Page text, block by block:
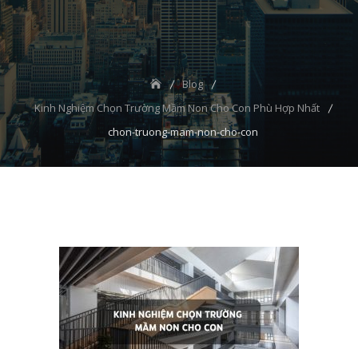
Blog
Kinh Nghiệm Chọn Trường Mầm Non Cho Con Phù Hợp Nhất
chon-truong-mam-non-cho-con